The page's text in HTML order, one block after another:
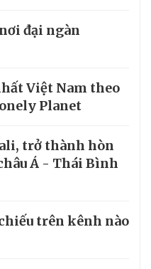
đại ngàn
Việt Nam theo
Planet
trở thành hòn
Á - Thái Bình
trên kênh nào